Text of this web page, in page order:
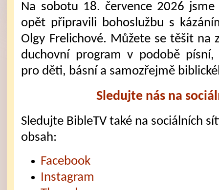
Na sobotu 18. července 2026 jsme
opět připravili bohoslužbu s
Olgy Frelichové. Můžete se těšit na
duchovní program v podobě písní,
pro děti, básní a samozřejmě
Sledujte nás na
Sledujte BibleTV také na sociálních
obsah:
Facebook
Instagram